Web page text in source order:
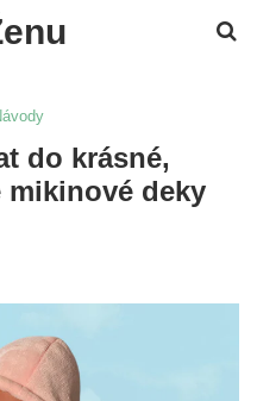
do krásné,
mikinové deky